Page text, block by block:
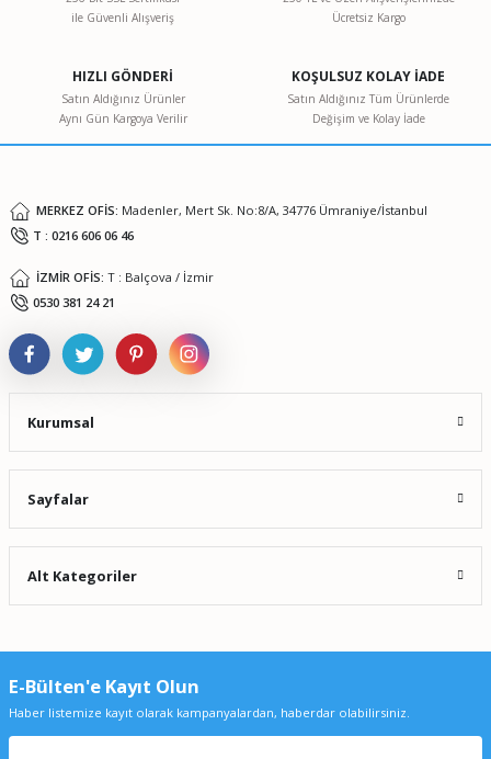
Ürün resmi kalitesiz, bozuk veya görüntülenemiyor.
Ürün bilgilerinde hatalar bulunuyor.
Ürün fiyatı diğer sitelerden daha pahalı.
ile Güvenli Alışveriş
Ücretsiz Kargo
HIZLI GÖNDERİ
Satın Aldığınız Ürünler
Aynı Gün Kargoya Verilir
KOŞULSUZ KOLAY İADE
Satın Aldığınız Tüm Ürünlerde
Değişim ve Kolay İade
MERKEZ OFİS: Madenler, Mert Sk. No:8/A, 34776 Ümraniye/İstanbul
T : 0216 606 06 46
İZMİR OFİS: T : Balçova / İzmir
0530 381 24 21
Kurumsal
Sayfalar
Alt Kategoriler
E-Bülten'e Kayıt Olun
Haber listemize kayıt olarak kampanyalardan, haberdar olabilirsiniz.